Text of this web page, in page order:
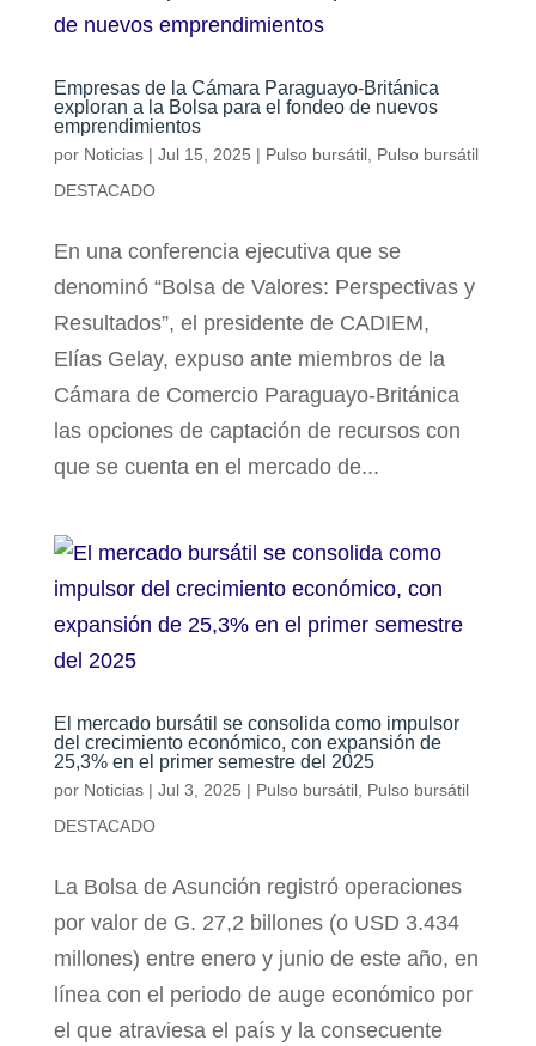
Empresas de la Cámara Paraguayo-Británica
exploran a la Bolsa para el fondeo de nuevos
emprendimientos
por Noticias| Jul 15, 2025 | Pulso bursátil, Pulso bursátil
DESTACADO
En una conferencia ejecutiva que se
denominó “Bolsa de Valores: Perspectivas y
Resultados”, el presidente de CADIEM,
Elías Gelay, expuso ante miembros de la
Cámara de Comercio Paraguayo-Británica
las opciones de captación de recursos con
que se cuenta en el mercado de...
El mercado bursátil se consolida como impulsor
del crecimiento económico, con expansión de
25,3% en el primer semestre del 2025
por Noticias| Jul 3, 2025 | Pulso bursátil, Pulso bursátil
DESTACADO
La Bolsa de Asunción registró operaciones
por valor de G. 27,2 billones (o USD 3.434
millones) entre enero y junio de este año, en
línea con el periodo de auge económico por
el que atraviesa el país y la consecuente